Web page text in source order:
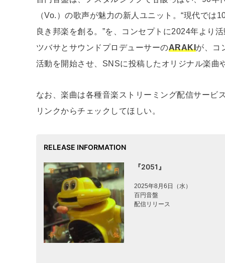
（Vo.）の歌声が魅力の新人ユニット。“現代で
良き邦楽を創る。”を、コンセプトに2024年より
ツバサとサウンドプロデューサーのARAKIが、コ
活動を開始させ、SNSに投稿したオリジナル楽曲
なお、楽曲は各種音楽ストリーミング配信サービ
リンクからチェックしてほしい。
RELEASE INFORMATION
『2051』
2025年8月6日（水）
百円音盤
配信リリース